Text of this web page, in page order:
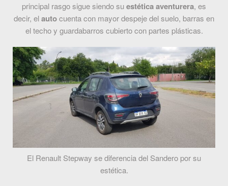
principal rasgo sigue siendo su estética aventurera, es
decir, elautocuenta con mayor despeje del suelo, barras en
el techo y guardabarros cubierto con partes plásticas.
El Renault Stepway se diferencia del Sandero por su
estética.